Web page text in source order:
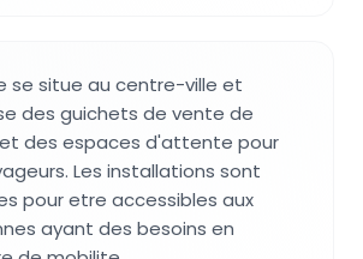
se situe au centre-ville et
des guichets de vente de
des espaces d'attente pour
Les installations sont
pour etre accessibles aux
ayant des besoins en